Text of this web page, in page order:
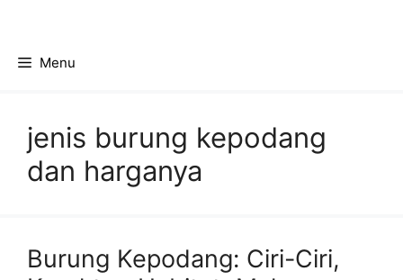
contentMenu
jenis burung kepodang
dan harganya
Burung Kepodang: Ciri-Ciri,